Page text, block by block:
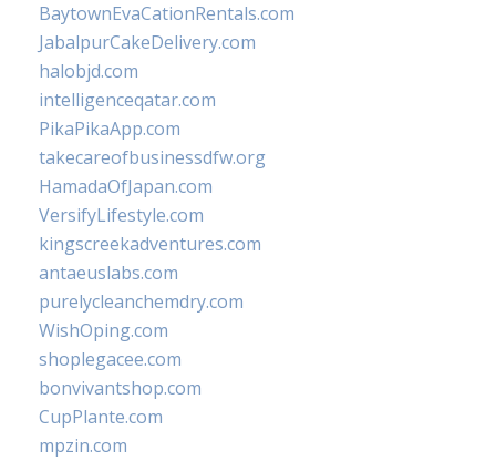
BaytownEvaCationRentals.com
JabalpurCakeDelivery.com
halobjd.com
intelligenceqatar.com
PikaPikaApp.com
takecareofbusinessdfw.org
HamadaOfJapan.com
VersifyLifestyle.com
kingscreekadventures.com
antaeuslabs.com
purelycleanchemdry.com
WishOping.com
shoplegacee.com
bonvivantshop.com
CupPlante.com
mpzin.com